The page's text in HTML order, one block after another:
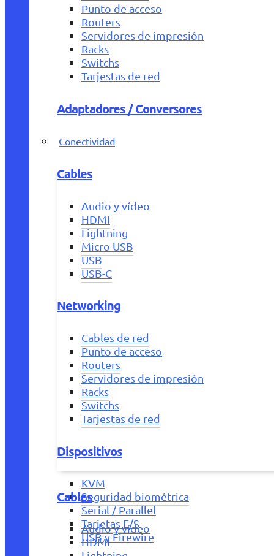
Punto de acceso
Routers
Servidores de impresión
Racks
Switchs
Tarjestas de red
Adaptadores / Conversores
Conectividad
Cables
Audio y vídeo
HDMI
Lightning
Micro USB
USB
USB-C
Networking
Cables de red
Punto de acceso
Routers
Servidores de impresión
Racks
Switchs
Tarjestas de red
Dispositivos
KVM
Seguridad biométrica
Serial / Parallel
Tarjetas E/S
USB y Firewire
Cables
Audio y vídeo
HDMI